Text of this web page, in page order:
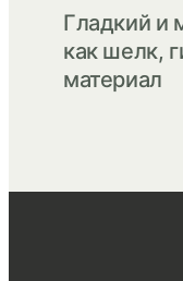
Гладкий и
как шелк,
материал